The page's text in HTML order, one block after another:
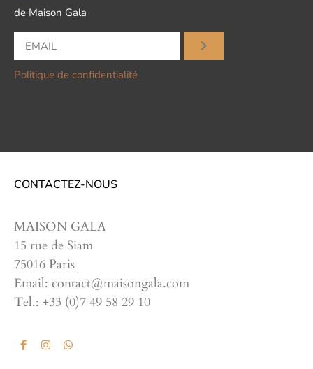
de Maison Gala
Politique de confidentialité
CONTACTEZ-NOUS
MAISON GALA
15 rue de Siam
75016 Paris
Email: contact@maisongala.com
Tel.: +33 (0)7 49 58 29 10